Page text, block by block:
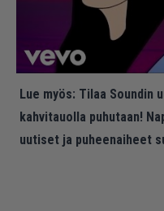
Lue myös: Tilaa Soundin
kahvitauolla puhutaan!
uutiset ja puheenaiheet